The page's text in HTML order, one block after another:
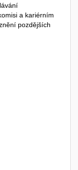
a kariérním
pozdějších